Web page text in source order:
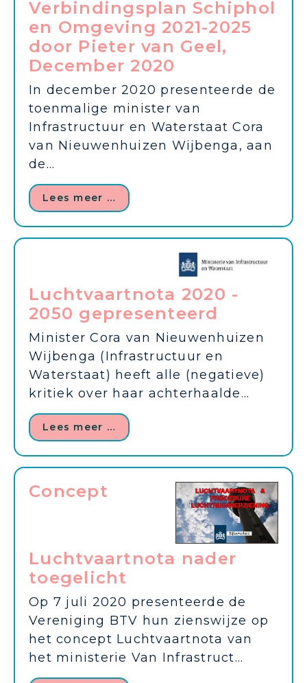
Verbindingsplan Schiphol
en Omgeving 2021-2025
door Pieter van Geel,
December 2020
In december 2020 presenteerde de
toenmalige minister van
Infrastructuur en Waterstaat Cora
van Nieuwenhuizen Wijbenga, aan
de...
Lees meer …
Luchtvaartnota 2020 -
2050 gepresenteerd
Minister Cora van Nieuwenhuizen
Wijbenga (Infrastructuur en
Waterstaat) heeft alle (negatieve)
kritiek over haar achterhaalde...
Lees meer …
Concept
Luchtvaartnota nader
toegelicht
Op 7 juli 2020 presenteerde de
Vereniging BTV hun zienswijze op
het concept Luchtvaartnota van
het ministerie Van Infrastruct...